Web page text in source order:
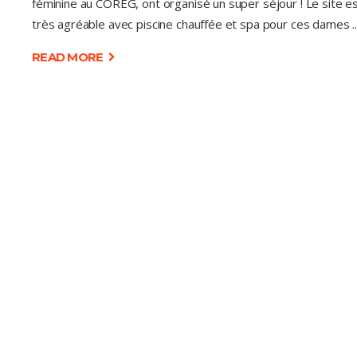
féminine au COREG, ont organisé un super séjour ! Le site
très agréable avec piscine chauffée et spa pour ces dames
READ MORE